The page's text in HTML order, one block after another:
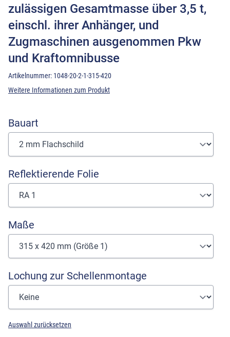
zulässigen Gesamtmasse über 3,5 t,
einschl. ihrer Anhänger, und
Zugmaschinen ausgenommen Pkw
und Kraftomnibusse
Artikelnummer: 1048-20-2-1-315-420
Weitere Informationen zum Produkt
Bauart
Reflektierende Folie
Maße
Lochung zur Schellenmontage
Auswahl zurücksetzen